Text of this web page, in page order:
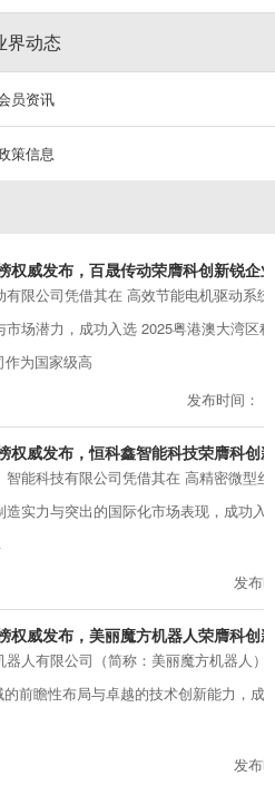
界动态
员资讯
策信息
权威发布，百晟传动荣膺科创新锐企
限公司凭借其在 高效节能电机驱动系
场潜力，成功入选 2025粤港澳大湾区
为国家级高
发布时间：
权威发布，恒科鑫智能科技荣膺科创
能科技有限公司凭借其在 高精密微型
实力与突出的国际化市场表现，成功入
发布
权威发布，美丽魔方机器人荣膺科创
人有限公司（简称：美丽魔方机器人）
前瞻性布局与卓越的技术创新能力，成
发布